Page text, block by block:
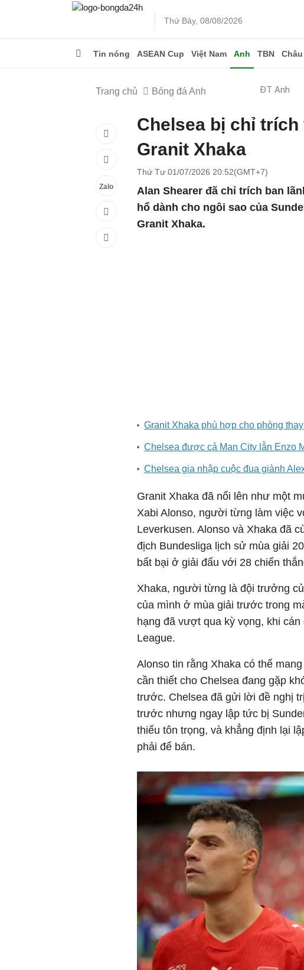
Thứ Bảy, 08/08/2026
Tin nóng ASEAN Cup Việt Nam Anh TBN
Trang chủ Bóng đá Anh ĐT Anh
Zalo
Chelsea bị chỉ
Granit Xhaka
Thứ Tư 01/07/2026 20:52(GMT+7)
Alan Shearer đã chỉ trích ban
hổ dành cho ngôi sao của
Granit Xhaka.
Granit Xhaka phù hợp cho phòng
Chelsea được cả Man City lẫn Enzo
Chelsea gia nhập cuộc đua giành
Granit Xhaka đã nổi lên như một
Xabi Alonso, người từng làm việc
Leverkusen. Alonso và Xhaka đã
địch Bundesliga lịch sử mùa giải
bất bại ở giải đấu với 28 chiến
Xhaka, người từng là đội trưởng
của mình ở mùa giải trước trong
hạng đã vượt qua kỳ vọng, khi
League.
Alonso tin rằng Xhaka có thể
cần thiết cho Chelsea đang gặp
trước. Chelsea đã gửi lời đề nghị
trước nhưng ngay lập tức bị
thiếu tôn trọng, và khẳng định lại
phải để bán.